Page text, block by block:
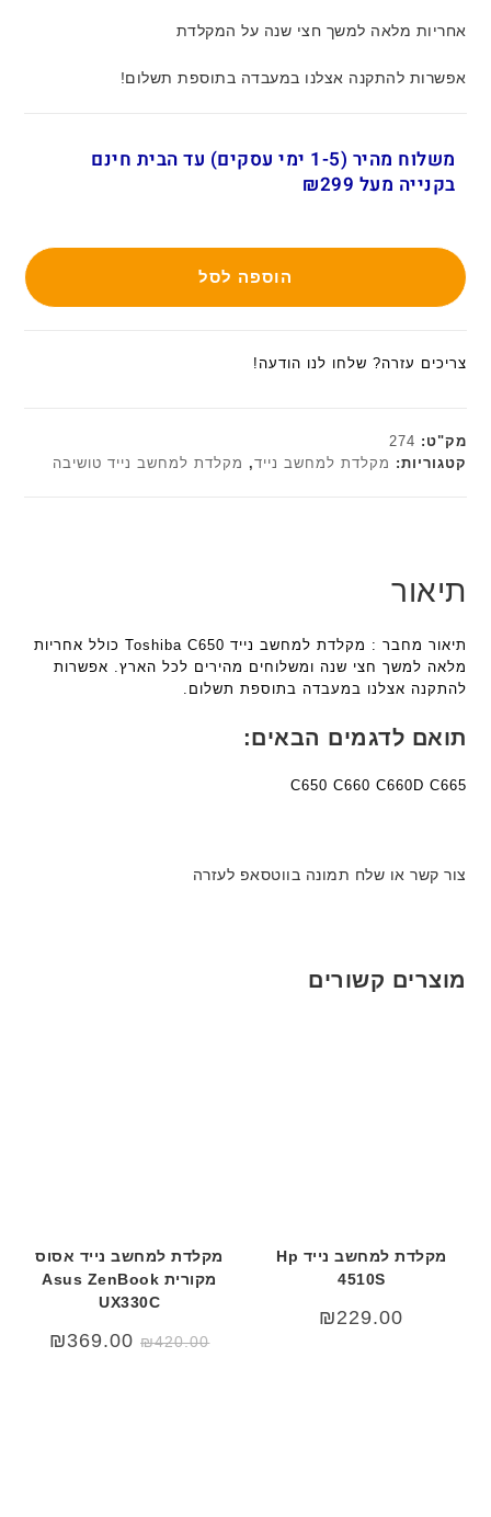
אחריות מלאה למשך חצי שנה על המקלדת
אפשרות להתקנה אצלנו במעבדה בתוספת תשלום!
משלוח מהיר (1-5 ימי עסקים) עד הבית חינם
בקנייה מעל ₪299
הוספה לסל
צריכים עזרה? שלחו לנו הודעה!
מק"ט: 274
קטגוריות: מקלדת למחשב נייד, מקלדת למחשב נייד טושיבה
תיאור
תיאור מחבר : מקלדת למחשב נייד Toshiba C650 כולל אחריות
מלאה למשך חצי שנה ומשלוחים מהירים לכל הארץ. אפשרות
להתקנה אצלנו במעבדה בתוספת תשלום.
תואם לדגמים הבאים:
C650 C660 C660D C665
צור קשר או שלח תמונה בווטסאפ לעזרה
מוצרים קשורים
מקלדת למחשב נייד Hp
4510S
₪229.00
מקלדת למחשב נייד אסוס
מקורית Asus ZenBook
UX330C
₪420.00
המחיר
המקורי
₪369.00
המחיר
הנוכחי